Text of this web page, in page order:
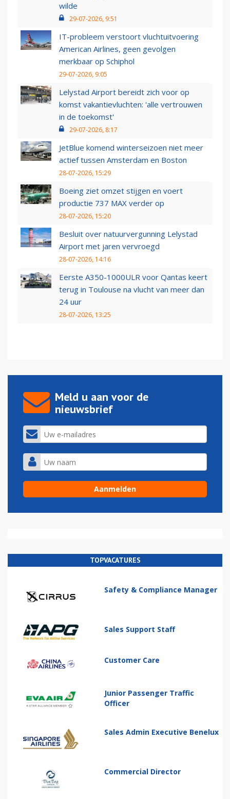
wilde
29-07-2026, 9:51
IT-probleem verstoort vluchtuitvoering
American Airlines, geen gevolgen
merkbaar op Schiphol
29-07-2026, 9:05
Lelystad Airport bereidt zich voor op
komst vakantievluchten: 'alle vertrouwen
in de toekomst'
29-07-2026, 8:17
JetBlue komend winterseizoen niet meer
actief tussen Amsterdam en Boston
28-07-2026, 15:29
Boeing ziet omzet stijgen en voert
productie 737 MAX verder op
28-07-2026, 15:20
Besluit over natuurvergunning Lelystad
Airport met jaren vervroegd
28-07-2026, 14:16
Eerste A350-1000ULR voor Qantas keert
terug in Toulouse na vlucht van meer dan
24 uur
28-07-2026, 13:25
Meld u aan voor de
nieuwsbrief
TOPVACATURES
Safety & Compliance Manager
Sales Support Staff
Customer Care
Junior Passenger Traffic
Officer
Sales Admin Executive Benelux
Commercial Director